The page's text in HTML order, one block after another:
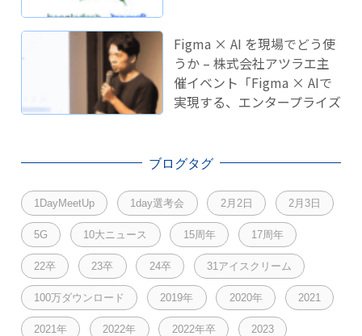
Figma × AI を現場でどう使
うか – 株式会社アツラエ主
催イベント「Figma × AIで
実現する、エンタープライズ
ブログタグ
1DayMeetUp 1day選考会 2月2日 2月3日
5G 10大ニュース 15周年 17周年
22卒 23卒 24卒 31アイスクリーム
100万ダウンロード 2019年 2020年 2021
2021年 2022年 2022年卒 2023